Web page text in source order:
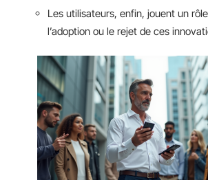
Les utilisateurs, enfin, jouent un
l’adoption ou le rejet de ces